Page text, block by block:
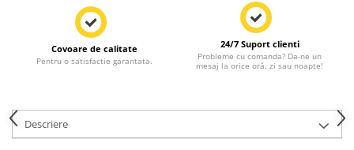
Covoare de calitate
Pentru o satisfactie garantata.
24/7 Suport clienti
Probleme cu comanda? Da-ne un
mesaj la orice oră, zi sau noapte!
Descriere